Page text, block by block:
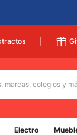
marcas,
Electro